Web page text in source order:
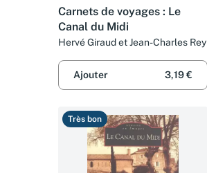
Carnets de voyages : Le
Canal du Midi
Hervé Giraud et Jean-Charles Rey
Ajouter 3,19 €
Très bon